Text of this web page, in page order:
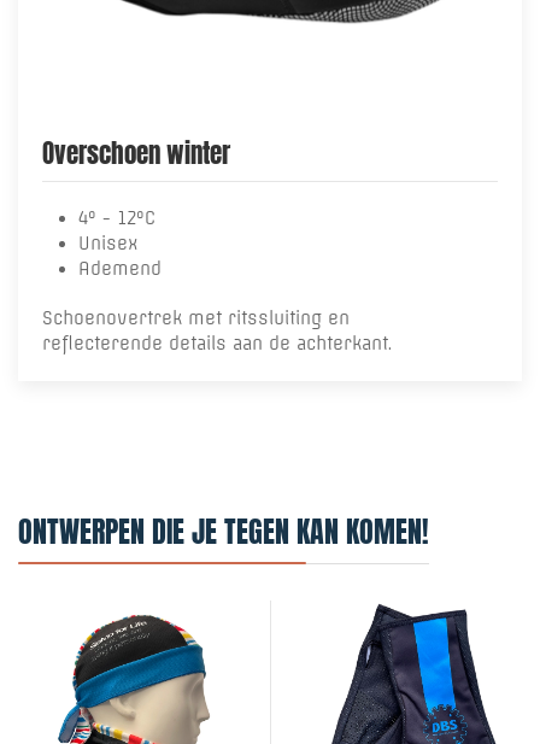
Overschoen winter
4° - 12°C
Unisex
Ademend
Schoenovertrek met ritssluiting en
reflecterende details aan de achterkant.
ONTWERPEN DIE JE TEGEN KAN KOMEN!